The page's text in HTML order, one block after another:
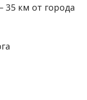
км от города